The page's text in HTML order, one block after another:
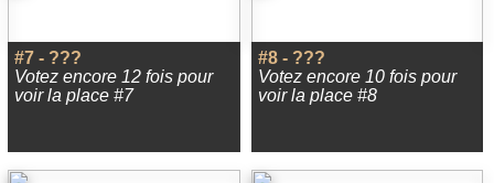
#7 - ???
Votez encore 12 fois pour
voir la place #7
#8 - ???
Votez encore 10 fois pour
voir la place #8